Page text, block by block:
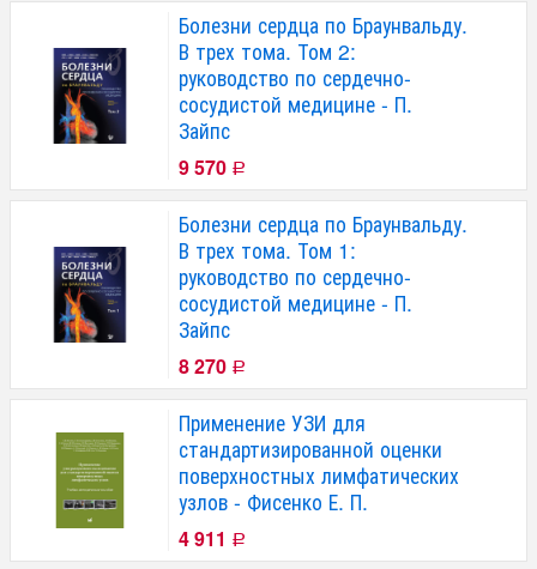
Болезни сердца по Браунвальду.
В трех тома. Том 2:
руководство по сердечно-
сосудистой медицине - П.
Зайпс
9 570 Р
Болезни сердца по Браунвальду.
В трех тома. Том 1:
руководство по сердечно-
сосудистой медицине - П.
Зайпс
8 270 Р
Применение УЗИ для
стандартизированной оценки
поверхностных лимфатических
узлов - Фисенко Е. П.
4 911 Р